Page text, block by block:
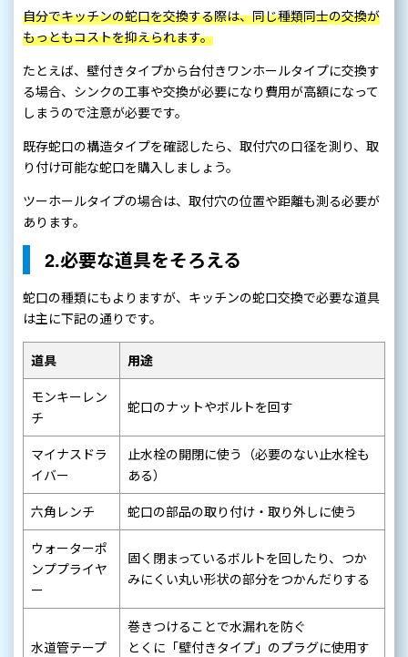
自分でキッチンの蛇口を交換する際は、同じ種類同士の交換が
もっともコストを抑えられます。
たとえば、壁付きタイプから台付きワンホールタイプに交換す
る場合、シンクの工事や交換が必要になり費用が高額になって
しまうので注意が必要です。
既存蛇口の構造タイプを確認したら、取付穴の口径を測り、取
り付け可能な蛇口を購入しましょう。
ツーホールタイプの場合は、取付穴の位置や距離も測る必要が
あります。
2.必要な道具をそろえる
蛇口の種類にもよりますが、キッチンの蛇口交換で必要な道具
は主に下記の通りです。
道具
用途
モンキーレン
チ
蛇口のナットやボルトを回す
マイナスドラ
イバー
止水栓の開閉に使う（必要のない止水栓も
ある）
六角レンチ
蛇口の部品の取り付け・取り外しに使う
ウォーターポ
ンププライヤ
ー
固く閉まっているボルトを回したり、つか
みにくい丸い形状の部分をつかんだりする
水道管テープ
巻きつけることで水漏れを防ぐ
とくに「壁付きタイプ」のプラグに使用す